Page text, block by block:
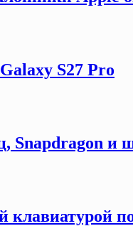
S27 Pro
Snapdragon и
клавиатурой